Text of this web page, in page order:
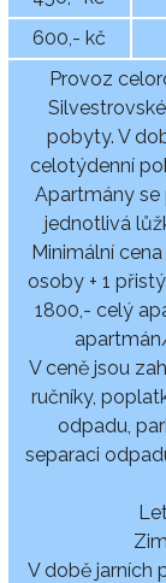
600,- kč
Provoz
pobyty. V
celotýdenní
Apartmány se
jednotlivá
Minimální
osoby + 1
1800,- celý
V ceně jsou
ručníky,
odpadu,
separaci
V době jarních